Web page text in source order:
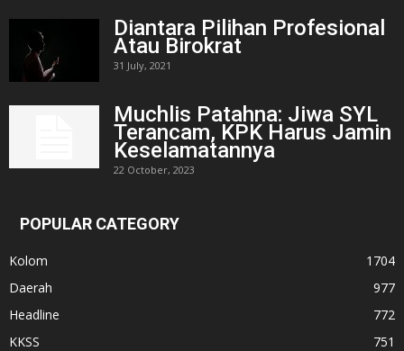
Diantara Pilihan Profesional
Atau Birokrat
31 July, 2021
Muchlis Patahna: Jiwa SYL
Terancam, KPK Harus Jamin
Keselamatannya
22 October, 2023
POPULAR CATEGORY
Kolom
1704
Daerah
977
Headline
772
KKSS
751